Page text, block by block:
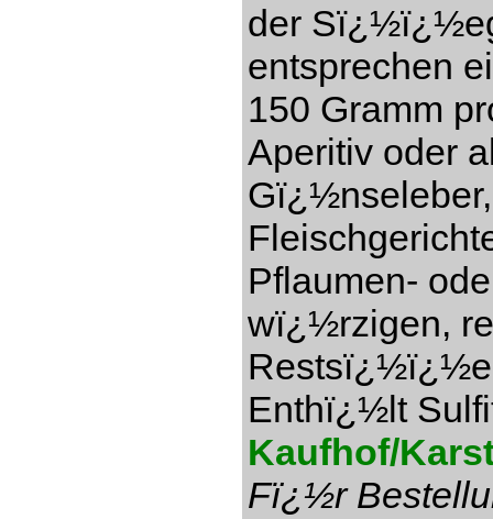
der
entsprechen
150 Gramm
Aperitiv oder
Pflaumen-
wï¿½rzigen,
Restsï¿½ï¿½e
Enthï¿½lt
Kaufhof/
Fï¿½r